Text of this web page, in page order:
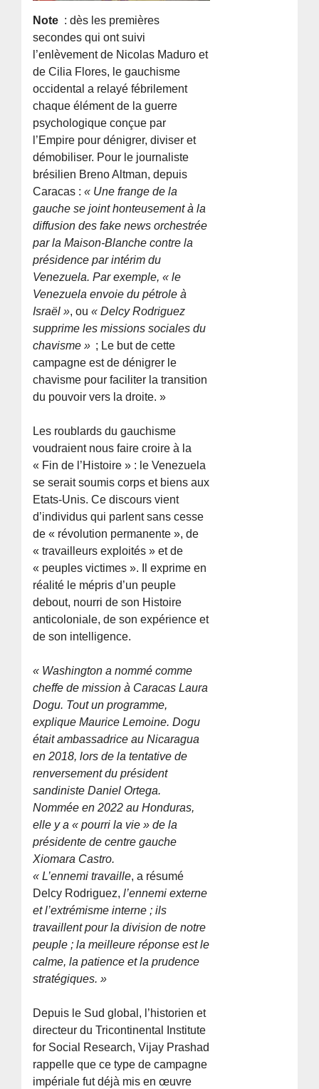
Note : dès les premières
secondes qui ont suivi
l’enlèvement de Nicolas Maduro et
de Cilia Flores, le gauchisme
occidental a relayé fébrilement
chaque élément de la guerre
psychologique conçue par
l’Empire pour dénigrer, diviser et
démobiliser. Pour le journaliste
brésilien Breno Altman, depuis
Caracas :« Une frange de la
gauche se joint honteusement à la
diffusion des fake news orchestrée
par la Maison-Blanche contre la
présidence par intérim du
Venezuela. Par exemple, « le
Venezuela envoie du pétrole à
Israël », ou« Delcy Rodriguez
supprime les missions sociales du
chavisme » ; Le but de cette
campagne est de dénigrer le
chavisme pour faciliter la transition
du pouvoir vers la droite. »
Les roublards du gauchisme
voudraient nous faire croire à la
« Fin de l’Histoire » : le Venezuela
se serait soumis corps et biens aux
Etats-Unis. Ce discours vient
d’individus qui parlent sans cesse
de « révolution permanente », de
« travailleurs exploités » et de
« peuples victimes ». Il exprime en
réalité le mépris d’un peuple
debout, nourri de son Histoire
anticoloniale, de son expérience et
de son intelligence.
« Washington a nommé comme
cheffe de mission à Caracas Laura
Dogu. Tout un programme,
explique Maurice Lemoine. Dogu
était ambassadrice au Nicaragua
en 2018, lors de la tentative de
renversement du président
sandiniste Daniel Ortega.
Nommée en 2022 au Honduras,
elle y a « pourri la vie » de la
présidente de centre gauche
Xiomara Castro.
« L’ennemi travaille, a résumé
Delcy Rodriguez,l’ennemi externe
et l’extrémisme interne ; ils
travaillent pour la division de notre
peuple ; la meilleure réponse est le
calme, la patience et la prudence
stratégiques. »
Depuis le Sud global, l’historien et
directeur du Tricontinental Institute
for Social Research, Vijay Prashad
rappelle que ce type de campagne
impériale fut déjà mis en œuvre